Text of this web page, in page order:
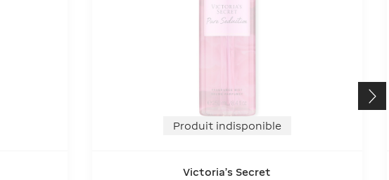
Produit indisponible
Victoria's Secret